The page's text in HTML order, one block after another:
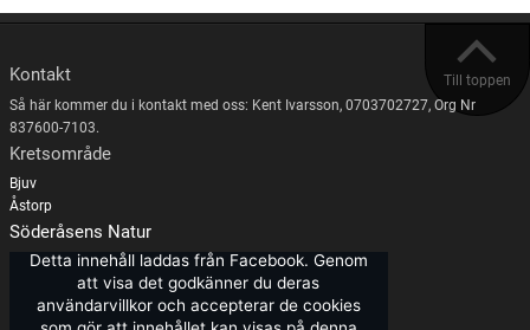
Till toppen
Kontakt
Så här kommer du i kontakt med oss: Kent Ivarsson, 0703702727, Org Nr
837600-7103.
Kretsområde
Bjuv
Åstorp
Söderåsens Natur
Detta innehåll laddas från Facebook. Genom
att visa det godkänner du deras
användarvillkor och accepterar de cookies